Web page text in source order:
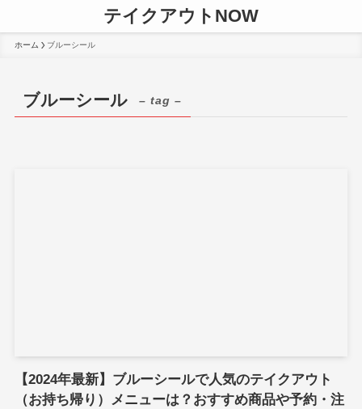
テイクアウトNOW
ホーム ブルーシール
ブルーシール – tag –
【2024年最新】ブルーシールで人気のテイクアウト
（お持ち帰り）メニューは？おすすめ商品や予約・注